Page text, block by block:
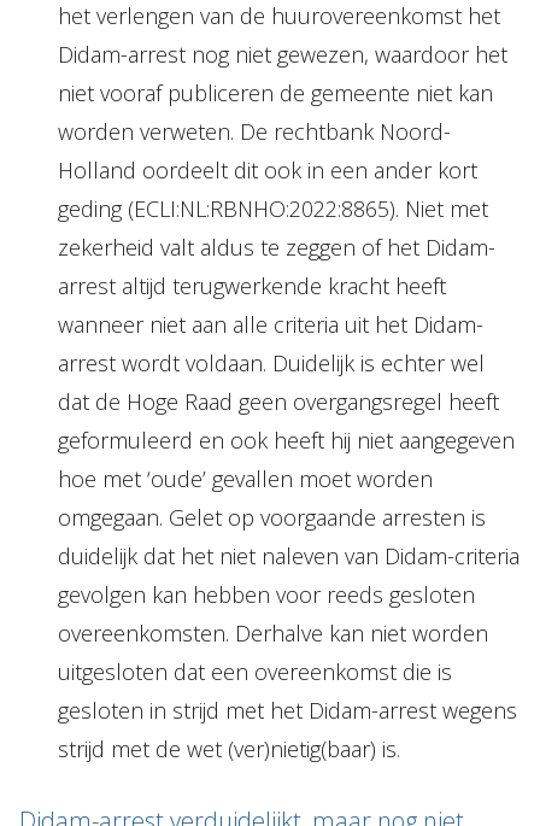
het verlengen van de huurovereenkomst het
Didam-arrest nog niet gewezen, waardoor het
niet vooraf publiceren de gemeente niet kan
worden verweten. De rechtbank Noord-
Holland oordeelt dit ook in een ander kort
geding (ECLI:NL:RBNHO:2022:8865). Niet met
zekerheid valt aldus te zeggen of het Didam-
arrest altijd terugwerkende kracht heeft
wanneer niet aan alle criteria uit het Didam-
arrest wordt voldaan. Duidelijk is echter wel
dat de Hoge Raad geen overgangsregel heeft
geformuleerd en ook heeft hij niet aangegeven
hoe met ‘oude’ gevallen moet worden
omgegaan. Gelet op voorgaande arresten is
duidelijk dat het niet naleven van Didam-criteria
gevolgen kan hebben voor reeds gesloten
overeenkomsten. Derhalve kan niet worden
uitgesloten dat een overeenkomst die is
gesloten in strijd met het Didam-arrest wegens
strijd met de wet (ver)nietig(baar) is.